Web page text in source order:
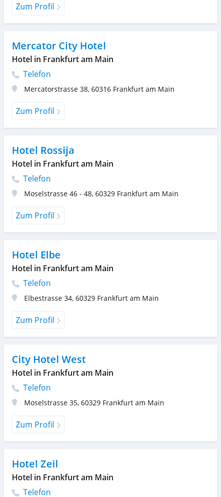
Zum Profil
Mercator City Hotel
Hotel in Frankfurt am Main
Telefon
Mercatorstrasse 38, 60316 Frankfurt am Main
Zum Profil
Hotel Rossija
Hotel in Frankfurt am Main
Telefon
Moselstrasse 46 - 48, 60329 Frankfurt am Main
Zum Profil
Hotel Elbe
Hotel in Frankfurt am Main
Telefon
Elbestrasse 34, 60329 Frankfurt am Main
Zum Profil
City Hotel West
Hotel in Frankfurt am Main
Telefon
Moselstrasse 35, 60329 Frankfurt am Main
Zum Profil
Hotel Zeil
Hotel in Frankfurt am Main
Telefon